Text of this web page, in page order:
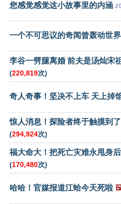
您感觉感觉这小故事里的内涵
一个不可思议的奇闻曾轰动世界
李谷一劈腿离婚 前夫是汤灿宋
(220,819次)
奇人奇事！坚决不上车 天上掉
惊人消息！探险者终于触摸到
(294,924次)
福大命大！把死亡灾难永甩身
(170,480次)
哈哈！官媒报道江蛤今天死啦